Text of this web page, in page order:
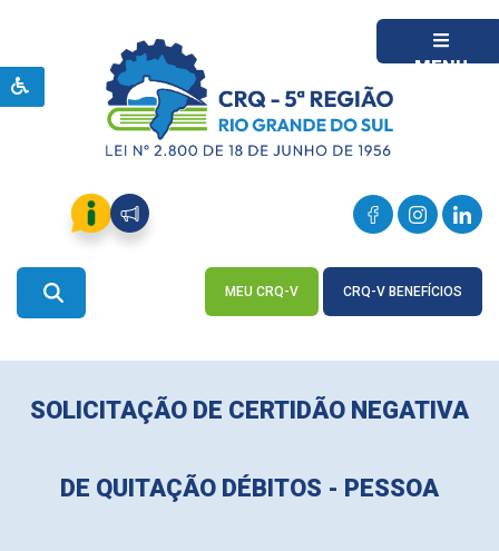
MENU
MEU CRQ-V CRQ-V BENEFÍCIOS
SOLICITAÇÃO DE CERTIDÃO NEGATIVA
DE QUITAÇÃO DÉBITOS - PESSOA